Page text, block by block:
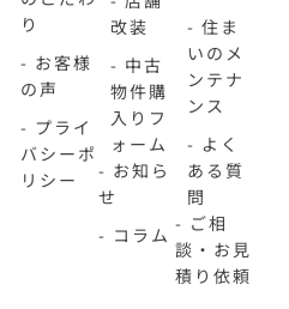
り
- お客様
の声
- プライ
バシーポ
リシー
改装
- 中古
物件購
入りフ
ォーム
- お知ら
せ
- コラム
- 住ま
いのメ
ンテナ
ンス
- よく
ある質
問
- ご相
談・お見
積り依頼